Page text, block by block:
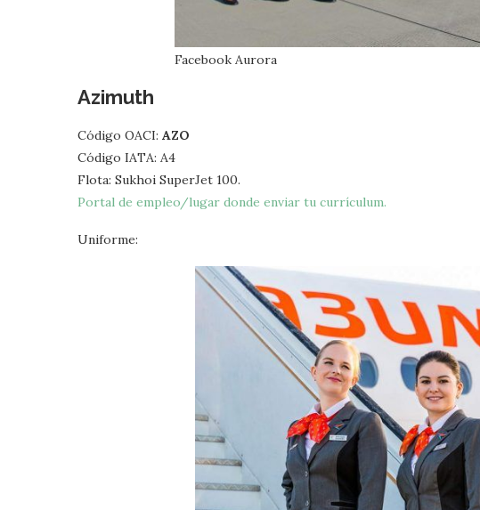
Facebook Aurora
Azimuth
Código OACI: AZO
Código IATA: A4
Flota: Sukhoi SuperJet 100.
Portal de empleo/lugar donde enviar tu currículum.
Uniforme: